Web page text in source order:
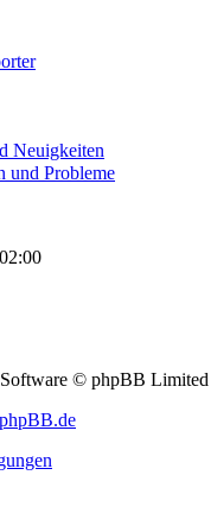
Neuigkeiten
Probleme
© phpBB Limited
phpBB.de